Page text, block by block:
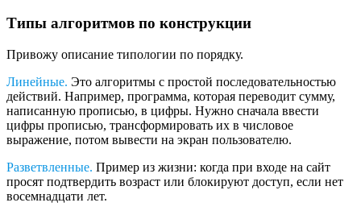
Типы алгоритмов по конструкции
Привожу описание типологии по порядку.
Линейные. Это алгоритмы с простой последовательностью
действий. Например, программа, которая переводит сумму,
написанную прописью, в цифры. Нужно сначала ввести
цифры прописью, трансформировать их в числовое
выражение, потом вывести на экран пользователю.
Разветвленные. Пример из жизни: когда при входе на сайт
просят подтвердить возраст или блокируют доступ, если нет
восемнадцати лет.